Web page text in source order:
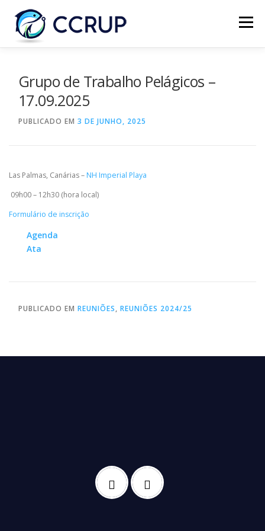
Menu
Grupo de Trabalho Pelágicos –
17.09.2025
PUBLICADO EM 3 DE JUNHO, 2025
Las Palmas, Canárias – NH Imperial Playa
09h00 – 12h30 (hora local)
Formulário de inscrição
Agenda
Ata
PUBLICADO EM REUNIÕES, REUNIÕES 2024/25